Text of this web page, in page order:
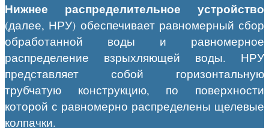
Нижнее распределительное устройство
(далее, НРУ) обеспечивает равномерный сбор
обработанной воды и равномерное
распределение взрыхляющей воды. НРУ
представляет собой горизонтальную
трубчатую конструкцию, по поверхности
которой с равномерно распределены щелевые
колпачки.